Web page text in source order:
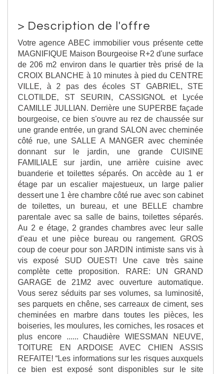
> Description de l'offre
Votre agence ABEC immobilier vous présente cette
MAGNIFIQUE Maison Bourgeoise R+2 d'une surface
de 206 m2 environ dans le quartier très prisé de la
CROIX BLANCHE à 10 minutes à pied du CENTRE
VILLE, à 2 pas des écoles ST GABRIEL, STE
CLOTILDE, ST SEURIN, CASSIGNOL et Lycée
CAMILLE JULLIAN. Derrière une SUPERBE façade
bourgeoise, ce bien s'ouvre au rez de chaussée sur
une grande entrée, un grand SALON avec cheminée
côté rue, une SALLE A MANGER avec cheminée
donnant sur le jardin, une grande CUISINE
FAMILIALE sur jardin, une arrière cuisine avec
buanderie et toilettes séparés. On accède au 1 er
étage par un escalier majestueux, un large palier
dessert une 1 ère chambre côté rue avec son cabinet
de toilettes, un bureau, et une BELLE chambre
parentale avec sa salle de bains, toilettes séparés.
Au 2 e étage, 2 grandes chambres avec leur salle
d'eau et une pièce bureau ou rangement. GROS
coup de coeur pour son JARDIN intimiste sans vis à
vis exposé SUD OUEST! Une cave très saine
complète cette proposition. RARE: UN GRAND
GARAGE de 21M2 avec ouverture automatique.
Vous serez séduits par ses volumes, sa luminosité,
ses parquets en chêne, ses carreaux de ciment, ses
cheminées en marbre dans toutes les pièces, les
boiseries, les moulures, les corniches, les rosaces et
plus encore ...... Chaudière WIESSMAN NEUVE,
TOITURE EN ARDOISE AVEC CHIEN ASSIS
REFAITE! “Les informations sur les risques auxquels
ce bien est exposé sont disponibles sur le site